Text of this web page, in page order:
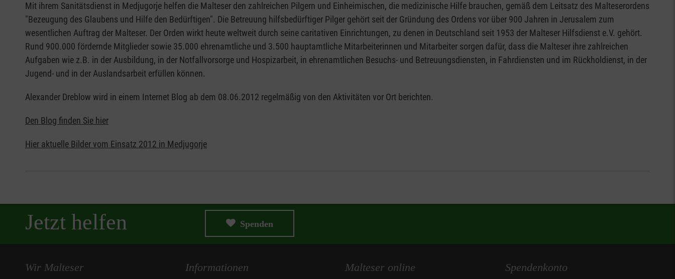
Mit ihrem Sanitätsdienst in Medjugorje helfen die Malteser den zahlreichen Pilgern und Einheimischen, die medizinische Hilfe brauchen, gemäß dem Leitsatz des Malteserordens
"Bezeugung des Glaubens und Hilfe den Bedürftigen". Die Betreuung hilfsbedürftiger Pilger gehört seit der Gründung des Ordens vor über 900 Jahren in Jerusalem zum
wesentlichen Auftrag der Malteser. Der Orden wirkt heute weltweit durch seine caritativen Einrichtungen, zu denen in Deutschland seit 1953 der Malteser Hilfsdienst e.V. gehört.
Rund 900.000 fördernde Mitglieder sowie 35.000 ehrenamtliche und 3.500 hauptamtliche Mitarbeiterinnen und Mitarbeiter sorgen dafür, dass die Malteser ihre zahlreichen
Aufgaben wie z.B. in der Ausbildung, in der Notfallvorsorge und Hospizarbeit, in ehrenamtlichen Besuchs- und Betreuungsdiensten, in Fahrdiensten und im Rückholdienst, in der
Jugend- und in der Auslandsarbeit erfüllen können.
Alexander Dreblow wird in einem Internet Blog ab dem 08.06.2012 regelmäßig von den Aktivitäten vor Ort berichten.
Den Blog finden Sie hier
Hier aktuelle Bilder vom Einsatz 2012 in Medjugorje
Jetzt helfen Spenden
Wir Malteser Informationen Malteser online Spendenkonto